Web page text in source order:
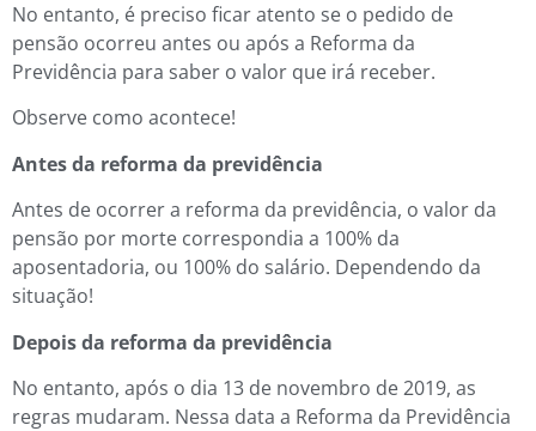
No entanto, é preciso ficar atento se o pedido de
pensão ocorreu antes ou após a Reforma da
Previdência para saber o valor que irá receber.
Observe como acontece!
Antes da reforma da previdência
Antes de ocorrer a reforma da previdência, o valor da
pensão por morte correspondia a 100% da
aposentadoria, ou 100% do salário. Dependendo da
situação!
Depois da reforma da previdência
No entanto, após o dia 13 de novembro de 2019, as
regras mudaram. Nessa data a Reforma da Previdência